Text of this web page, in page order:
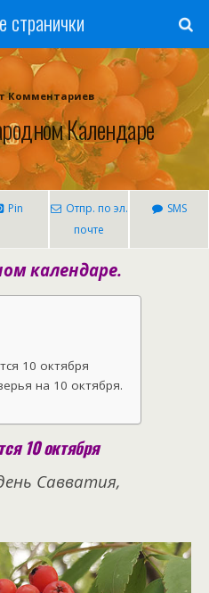
странички
Комментариев
Календаре
Pin
Отпр. по эл.
почте
SMS
календаре.
10 октября
на 10 октября.
10 октября
Савватия,